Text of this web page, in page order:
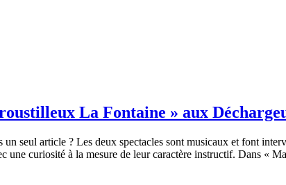
La Fontaine » aux
seul article ? Les deux spectacles sont musicaux et font
une curiosité à la mesure de leur caractère instructif. Dans «